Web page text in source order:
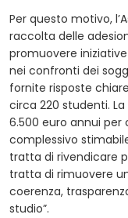
Per questo motivo,
raccolta delle
promuovere
nei confronti dei
fornite risposte
circa 220 studenti.
6.500 euro annui
complessivo
tratta di rivendicare
tratta di rimuovere
coerenza,
studio”.